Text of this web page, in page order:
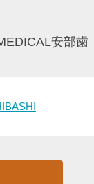
安部歯